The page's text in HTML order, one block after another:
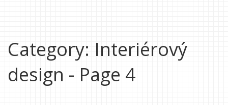
Category: Interiérový
design - Page 4